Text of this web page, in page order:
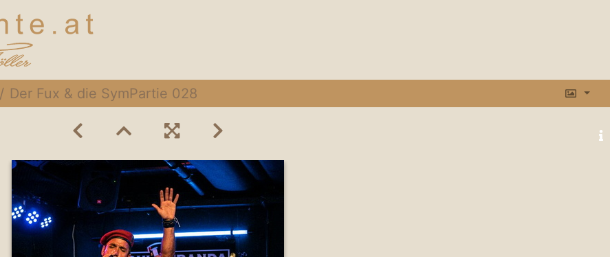
Der Fux & die SymPartie 028